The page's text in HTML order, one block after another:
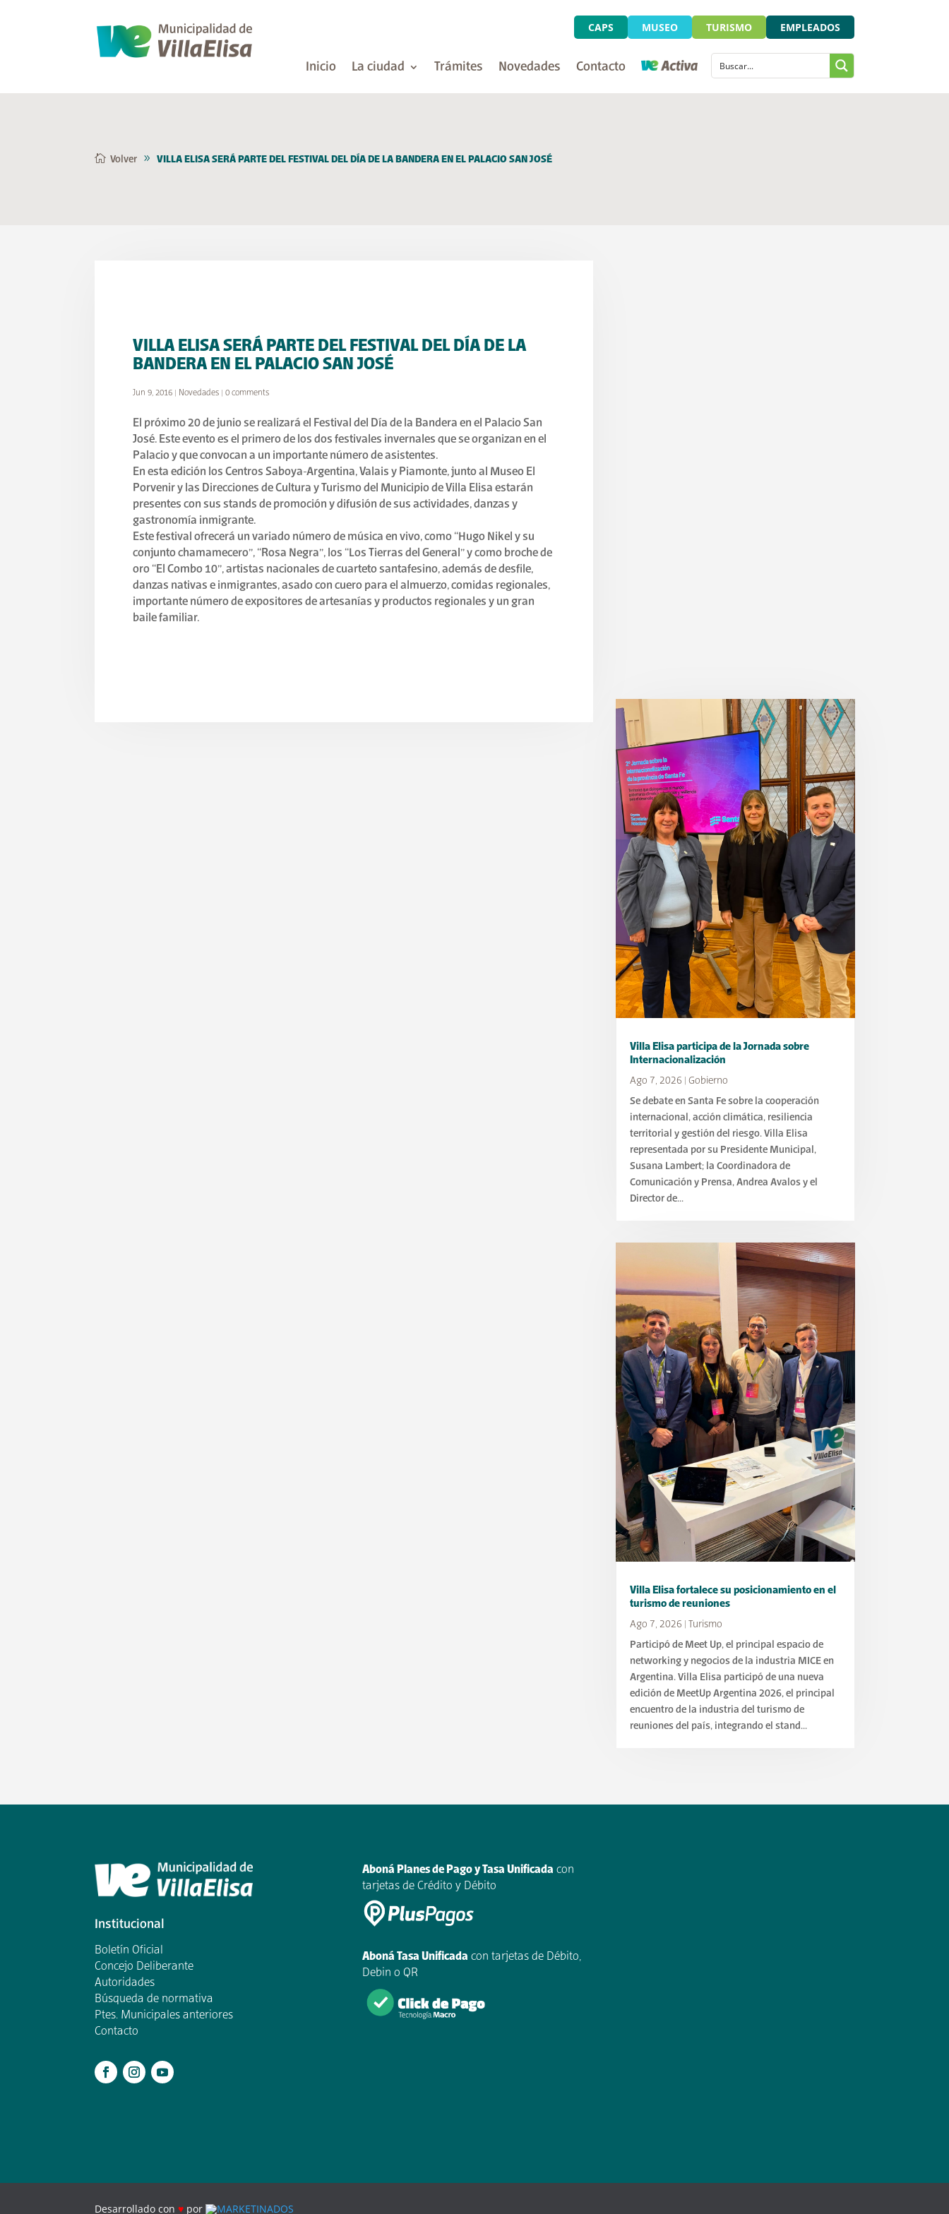
CAPS MUSEO TURISMO EMPLEADOS
Inicio La ciudad Trámites Novedades Contacto
Volver VILLA ELISA SERÁ PARTE DEL FESTIVAL DEL DÍA DE LA BANDERA EN EL PALACIO SAN JOSÉ
VILLA ELISA SERÁ PARTE DEL FESTIVAL DEL DÍA DE LA
BANDERA EN EL PALACIO SAN JOSÉ
Jun 9, 2016 | Novedades |0 comments
El próximo 20 de junio se realizará el Festival del Día de la Bandera en el Palacio San
José. Este evento es el primero de los dos festivales invernales que se organizan en el
Palacio y que convocan a un importante número de asistentes.
En esta edición los Centros Saboya-Argentina, Valais y Piamonte, junto al Museo El
Porvenir y las Direcciones de Cultura y Turismo del Municipio de Villa Elisa estarán
presentes con sus stands de promoción y difusión de sus actividades, danzas y
gastronomía inmigrante.
Este festival ofrecerá un variado número de música en vivo, como “Hugo Nikel y su
conjunto chamamecero”, “Rosa Negra”, los “Los Tierras del General” y como broche de
oro “El Combo 10”, artistas nacionales de cuarteto santafesino, además de desfile,
danzas nativas e inmigrantes, asado con cuero para el almuerzo, comidas regionales,
importante número de expositores de artesanías y productos regionales y un gran
baile familiar.
Villa Elisa participa de la Jornada sobre
Internacionalización
Ago 7, 2026
Gobierno
Se debate en Santa Fe sobre la cooperación
internacional, acción climática, resiliencia
territorial y gestión del riesgo. Villa Elisa
representada por su Presidente Municipal,
Susana Lambert; la Coordinadora de
Comunicación y Prensa, Andrea Avalos y el
Director de...
Villa Elisa fortalece su posicionamiento en el
turismo de reuniones
Ago 7, 2026
Turismo
Participó de Meet Up, el principal espacio de
networking y negocios de la industria MICE en
Argentina. Villa Elisa participó de una nueva
edición de MeetUp Argentina 2026, el principal
encuentro de la industria del turismo de
reuniones del país, integrando el stand...
Institucional
Boletín Oficial
Concejo Deliberante
Autoridades
Búsqueda de normativa
Ptes. Municipales anteriores
Contacto
Aboná Planes de Pago y Tasa Unificada con
tarjetas de Crédito y Débito
Aboná Tasa Unificada con tarjetas de Débito,
Debin o QR
Desarrollado con ♥ por